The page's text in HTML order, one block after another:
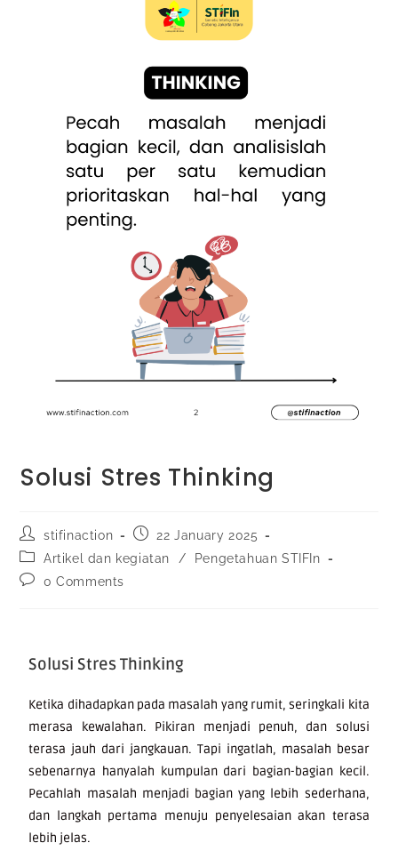
Solusi Stres Thinking
stifinaction
22 January 2025
Artikel dan kegiatan
/
Pengetahuan STIFIn
0 Comments
Solusi Stres Thinking
Ketika dihadapkan pada masalah yang rumit, seringkali kita
merasa kewalahan. Pikiran menjadi penuh, dan solusi
terasa jauh dari jangkauan. Tapi ingatlah, masalah besar
sebenarnya hanyalah kumpulan dari bagian-bagian kecil.
Pecahlah masalah menjadi bagian yang lebih sederhana,
dan langkah pertama menuju penyelesaian akan terasa
lebih jelas.